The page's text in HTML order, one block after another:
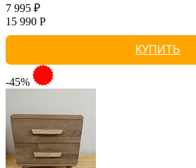
7 995 ₽
15 990 Р
КУПИТЬ
-45%